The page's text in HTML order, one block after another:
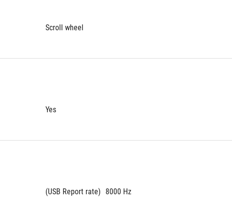
Scroll wheel
Yes
(USB Report rate) 8000 Hz